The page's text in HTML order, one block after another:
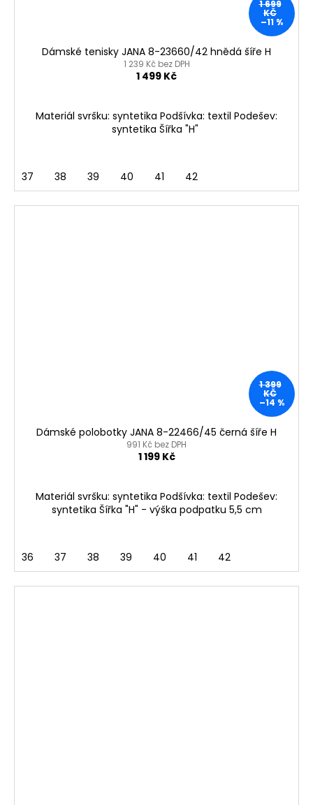
1 699
KČ
–11 %
Dámské tenisky JANA 8-23660/42 hnědá šíře H
1 239 Kč bez DPH
1 499 Kč
Materiál svršku: syntetika Podšívka: textil Podešev:
syntetika Šířka "H"
37 38 39 40 41 42
1 399
KČ
–14 %
Dámské polobotky JANA 8-22466/45 černá šíře H
991 Kč bez DPH
1 199 Kč
Materiál svršku: syntetika Podšívka: textil Podešev:
syntetika Šířka "H" - výška podpatku 5,5 cm
36 37 38 39 40 41 42